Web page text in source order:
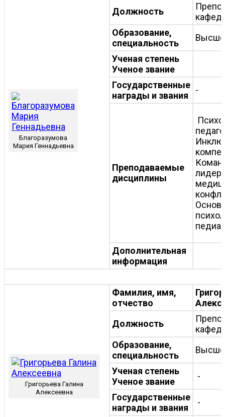
Благоразумова
Мария Геннадьевна
Должность
Образование,
специальность
Ученая степень
Ученое звание
Государственные
награды и звания
-
Преподаваемые
дисциплины
Дополнительная
информация
Григорьева Галина
Алексеевна
Фамилия, имя,
отчество
Должность
Образование,
специальность
Ученая степень
Ученое звание
-
Государственные
награды и звания
-